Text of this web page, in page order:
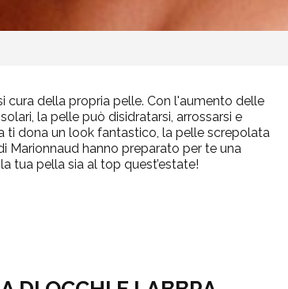
cura della propria pelle. Con l'aumento delle
la pelle può disidratarsi, arrossarsi e
ti dona un look fantastico, la pelle screpolata
Marionnaud hanno preparato per te una
tua pella sia al top quest’estate!